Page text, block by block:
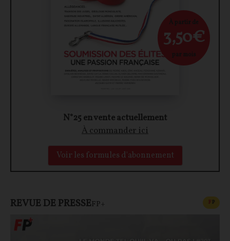
N°25 en vente actuellement
À commander ici
Voir les formules d'abonnement
À partir de
3,50€
par mois
REVUE DE PRESSEFP+ FP